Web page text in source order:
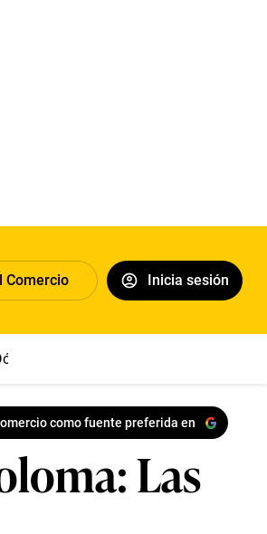
Comercio Inicia sesión
como fuente preferida en
Las